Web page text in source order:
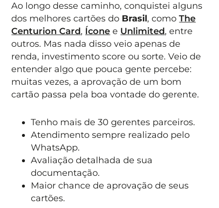
Ao longo desse caminho, conquistei alguns
dos melhores cartões do Brasil, comoThe
Centurion Card, Ícone e Unlimited, entre
outros. Mas nada disso veio apenas de
renda, investimento score ou sorte. Veio de
entender algo que pouca gente percebe:
muitas vezes, a aprovação de um bom
cartão passa pela boa vontade do gerente.
Tenho mais de 30 gerentes parceiros.
Atendimento sempre realizado pelo
WhatsApp.
Avaliação detalhada de sua
documentação.
Maior chance de aprovação de seus
cartões.